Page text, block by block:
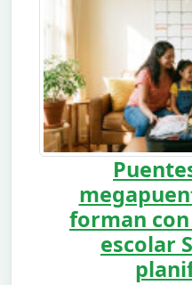
forman
escolar